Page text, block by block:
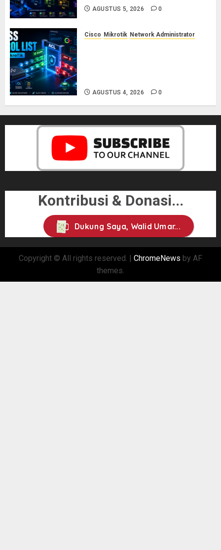
AGUSTUS 5, 2026 0
Cisco Mikrotik Network Administrator
AGUSTUS 4, 2026 0
Kontribusi & Donasi...
Dukung Saya, Walid Umar...
Copyright © All rights reserved. | ChromeNews by AF
themes.